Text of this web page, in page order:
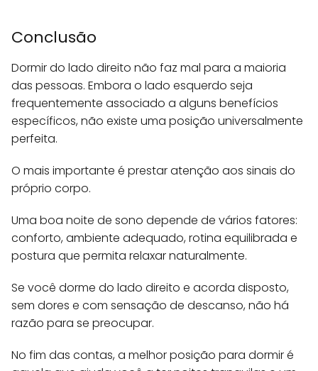
Conclusão
Dormir do lado direito não faz mal para a maioria
das pessoas. Embora o lado esquerdo seja
frequentemente associado a alguns benefícios
específicos, não existe uma posição universalmente
perfeita.
O mais importante é prestar atenção aos sinais do
próprio corpo.
Uma boa noite de sono depende de vários fatores:
conforto, ambiente adequado, rotina equilibrada e
postura que permita relaxar naturalmente.
Se você dorme do lado direito e acorda disposto,
sem dores e com sensação de descanso, não há
razão para se preocupar.
No fim das contas, a melhor posição para dormir é